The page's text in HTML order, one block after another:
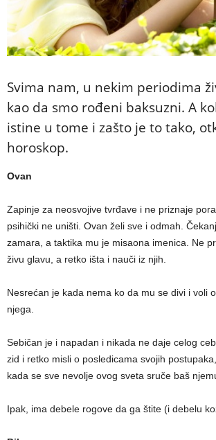
Svima nam, u nekim periodima
kao da smo rođeni baksuzni. A
istine u tome i zašto je to tako,
horoskop.
Ovan
Zapinje za neosvojive tvrđave i ne priznaje
psihički ne uništi. Ovan želi sve i odmah.
zamara, a taktika mu je misaona imenica. Ne
živu glavu, a retko išta i nauči iz njih.
Nesrećan je kada nema ko da mu se divi i voli
njega.
Sebičan je i napadan i nikada ne daje celog
zid i retko misli o posledicama svojih
kada se sve nevolje ovog sveta sruče baš
Ipak, ima debele rogove da ga štite (i debelu